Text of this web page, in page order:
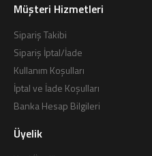
Müşteri Hizmetleri
Sipariş Takibi
Sipariş İptal/İade
Kullanım Koşulları
İptal ve İade Koşulları
Banka Hesap Bilgileri
Üyelik